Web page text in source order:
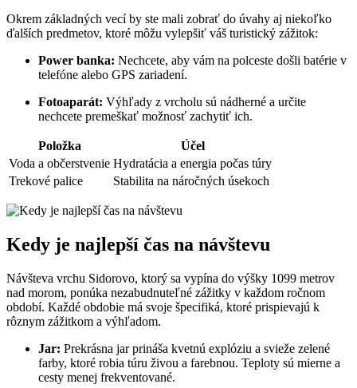
Okrem základných vecí by ste mali zobrať do úvahy aj niekoľko
ďalších predmetov, ktoré môžu vylepšiť váš turistický zážitok:
Power banka: Nechcete, aby vám na polceste došli batérie v
telefóne alebo GPS zariadení.
Fotoaparát: Výhľady z vrcholu sú nádherné a určite
nechcete premeškať možnosť zachytiť ich.
Položka
Účel
Voda a občerstvenie Hydratácia a energia počas túry
Trekové palice
Stabilita na náročných úsekoch
Kedy je najlepší čas na návštevu
Návšteva vrchu Sidorovo, ktorý sa vypína do výšky 1099 metrov
nad morom, ponúka nezabudnuteľné zážitky v každom ročnom
období. Každé obdobie má svoje špecifiká, ktoré prispievajú k
rôznym zážitkom a výhľadom.
Jar: Prekrásna jar prináša kvetnú explóziu a svieže zelené
farby, ktoré robia túru živou a farebnou. Teploty sú mierne a
cesty menej frekventované.